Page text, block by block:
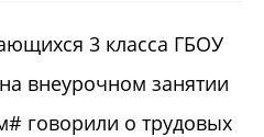
3 класса ГБОУ
внеурочном занятии
говорили о трудовых